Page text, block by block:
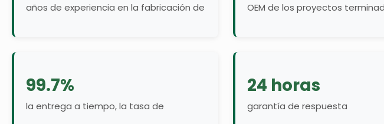
años de experiencia en la fabricación de OEM de los proyectos
99.7%
la entrega a tiempo, la tasa de
24 horas
garantía de respuesta